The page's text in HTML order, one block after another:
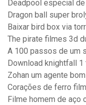
Deadpool especial
Dragon ball super
Baixar bird box via
The pirate filmes 3d
A 100 passos de um
Download knightfall
Zohan um agente
Corações de ferro
Filme homem de aço